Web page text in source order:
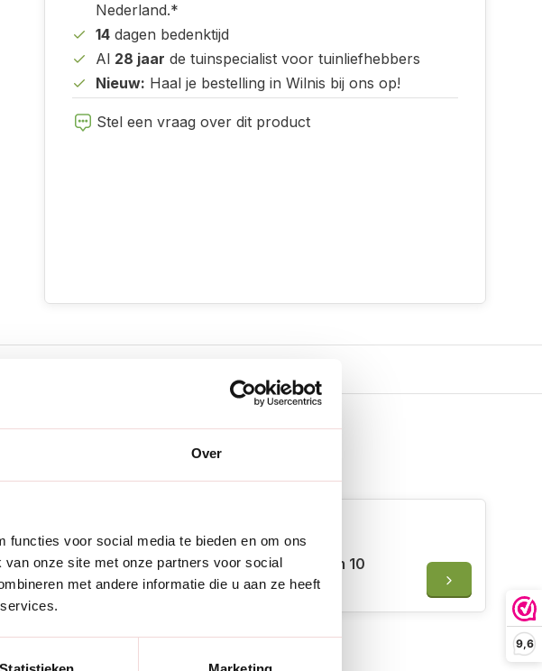
Over
functies voor social media te bieden en om ons
onze site met onze partners voor social
met andere informatie die u aan ze heeft
9,6
Nederland.*
14 dagen bedenktijd
Al 28 jaar de tuinspecialist voor tuinliefhebbers
Nieuw: Haal je bestelling in Wilnis bij ons op!
Stel een vraag over dit product
Rostaing Gevoerde leren
handschoenen - Maat 7 t/m 10
€33,50